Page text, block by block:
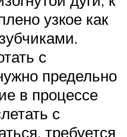
узкое как
с
предельно
в процессе
с
требуется